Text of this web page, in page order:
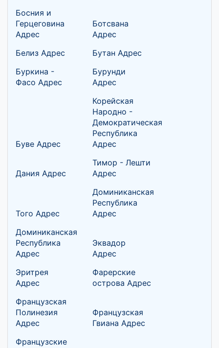
Босния и
Герцеговина
Адрес
Ботсвана
Адрес
Белиз Адрес
Бутан Адрес
Буркина -
Фасо Адрес
Бурунди
Адрес
Буве Адрес
Корейская
Народно -
Демократическая
Республика
Адрес
Дания Адрес
Тимор - Лешти
Адрес
Того Адрес
Доминиканская
Республика
Адрес
Доминиканская
Республика
Адрес
Эквадор
Адрес
Эритрея
Адрес
Фарерские
острова Адрес
Французская
Полинезия
Адрес
Французская
Гвиана Адрес
Французские